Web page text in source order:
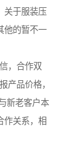
关于服装压
他的暂不一
，合作双
产品价格，
新老客户本
作关系，相